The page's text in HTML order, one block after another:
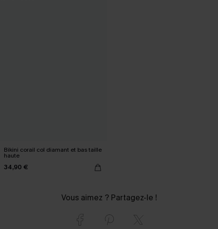
Bikini corail col diamant et bas taille
haute
34,90 €
Vous aimez ? Partagez-le !